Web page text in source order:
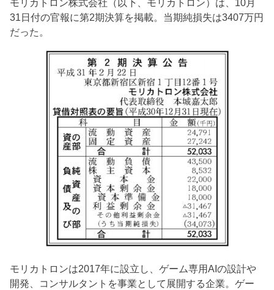
モリカトロン株式会社（以下、モリカトロン）は、10月
31日付の官報に第2期決算を掲載。当期純損失は3407万円
だった。
モリカトロンは2017年に設立し、ゲーム専用AIの設計や
開発、コンサルタントを事業として展開する企業。ゲー